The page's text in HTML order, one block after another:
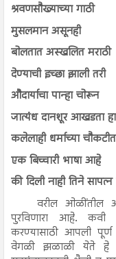
श्रवणसौख्याच्या गाठी
मुसलमान असूनही
बोलतात अस्खलित मराठी
देण्याची इच्छा झाली तरी
औदार्याचा पान्हा चोरून
जात्यंध दानशूर आखडता
कलेलाही धर्माच्या
एक बिच्चारी भाषा आहे
की दिली नाही तिने
वरील ओळींतील
पुरविणारा आहे. कवी
करण्यासाठी आपली पूर्ण
वेगळी झळाळी येते हे